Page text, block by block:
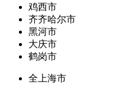
鸡西市
齐齐哈尔市
黑河市
大庆市
鹤岗市
全上海市